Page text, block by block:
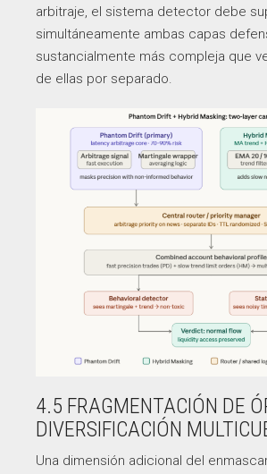
arbitraje, el sistema detector debe
simultáneamente ambas capas
sustancialmente más compleja que
de ellas por separado.
4.5 FRAGMENTACIÓN DE
DIVERSIFICACIÓN
Una dimensión adicional del